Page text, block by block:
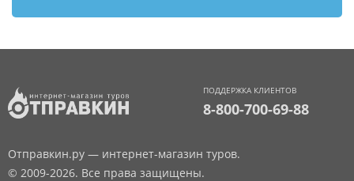
ПОДДЕРЖКА КЛИЕНТОВ
8-800-700-69-88
Отправкин.ру — интернет-магазин туров.
© 2009-2026. Все права защищены.